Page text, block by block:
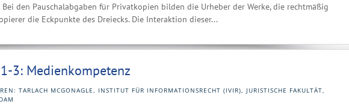
Bei den Pauschalabgaben für Privatkopien bilden die Urheber der Werke, die rechtmäßig
die Eckpunkte des Dreiecks. Die Interaktion dieser...
3: Medienkompetenz
TARLACH MCGONAGLE, INSTITUT FÜR INFORMATIONSRECHT (IVIR), JURISTISCHE FAKULTÄT,